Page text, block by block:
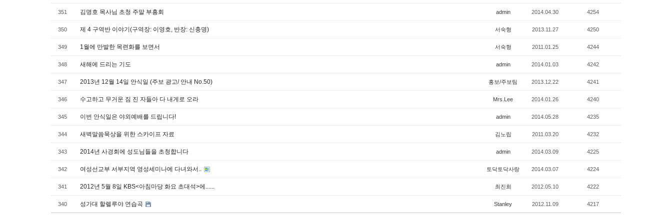
351 김명호 목사님 초청 주말 부흥회 admin 2014.04.30 4254
350 제 4 구역반 이야기(구역장: 이영호, 반장: 신충명) 서숙형 2013.11.27 4250
349 1월에 만발한 목련화를 보면서 서숙형 2011.01.25 4244
348 새해에 드리는 기도 admin 2014.01.03 4242
347 2013년 12월 14일 안식일 (주보 광고/ 안내 No.50) 홍보/주보팀 2013.12.22 4241
346 수고하고 무거운 짐 진 자들아 다 내게로 오라 Mrs.Lee 2014.01.26 4240
345 이번 안식일은 야외예배를 드립니다! admin 2014.05.28 4235
344 새벽말씀묵상을 위한 스카이프 자료 김노립 2011.03.20 4232
343 2014년 사경회에 성도님들을 초청합니다 admin 2014.03.09 4225
342 여성선교부 서부지역 영성세미나에 다녀와서.. 토닥토닥사랑 2014.03.07 4224
341 2012년 5월 8일 KBS<아침마당 화요 초대석>에...... 최진희 2012.05.10 4222
340 성가대 할렐루야 연습곡 Stanley 2012.11.09 4217